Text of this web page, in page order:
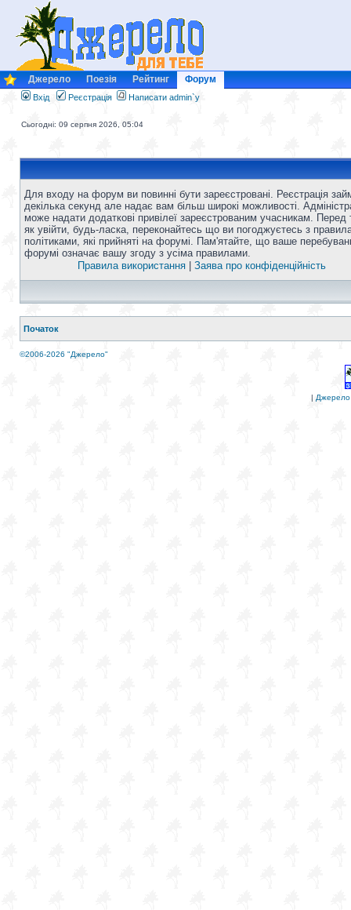
Джерело Поезія Рейтинг Форум
Вхід Реєстрація Написати admin`у
Сьогодні: 09 серпня 2026, 05:04
Для входу на форум ви повинні бути зареєстровані. Реєстрація
декілька секунд але надає вам більш широкі можливості.
може надати додаткові привілеї зареєстрованим учасникам. Перед
як увійти, будь-ласка, переконайтесь що ви погоджуєтесь з
політиками, які прийняті на форумі. Пам'ятайте, що ваше
форумі означає вашу згоду з усіма правилами.
Правила використання
Заява про конфіденційність
Початок
©2006-2026 "Джерело"
| Джерело